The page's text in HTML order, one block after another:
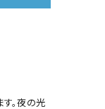
。夜の光